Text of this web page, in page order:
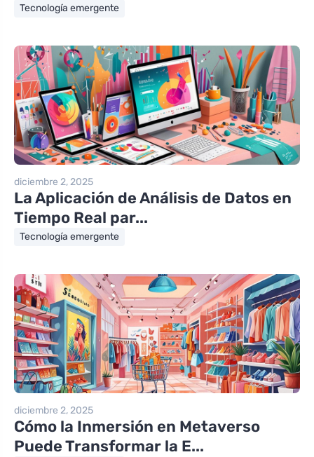
Tecnología emergente
diciembre 2, 2025
La Aplicación de Análisis de Datos en
Tiempo Real par...
Tecnología emergente
diciembre 2, 2025
Cómo la Inmersión en Metaverso
Puede Transformar la E...